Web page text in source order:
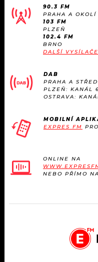
90.3 FM
PRAHA A OKOLÍ
103 FM
PLZEŇ
102.4 FM
BRNO
DALŠÍ VYSÍLAČE
DAB
PRAHA A
PLZEŇ: KANÁL
OSTRAVA:
MOBILNÍ
EXPRES FM
ONLINE NA
NEBO PŘÍMO